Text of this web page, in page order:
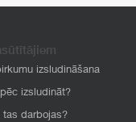
izsludināšana
izsludināt?
tas darbojas?